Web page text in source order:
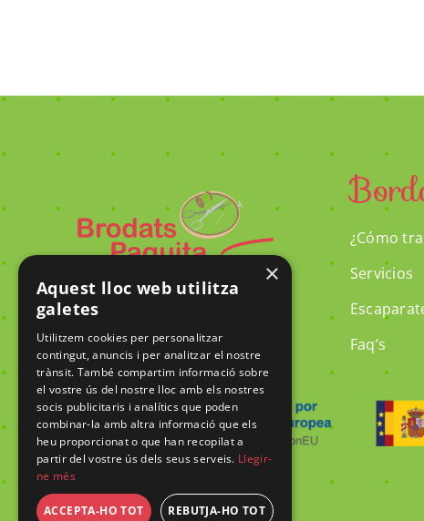
¿Cómo
Servicios
Faq’s
×
Aquest lloc web utilitza
galetes
Utilitzem cookies per personalitzar
contingut, anuncis i per analitzar el nostre
trànsit. També compartim informació sobre
el vostre ús del nostre lloc amb els nostres
socis publicitaris i analítics que poden
combinar-la amb altra informació que els
heu proporcionat o que han recopilat a
partir del vostre ús dels seus serveis. Llegir-
ne més
ACCEPTA-HO TOT REBUTJA-HO TOT